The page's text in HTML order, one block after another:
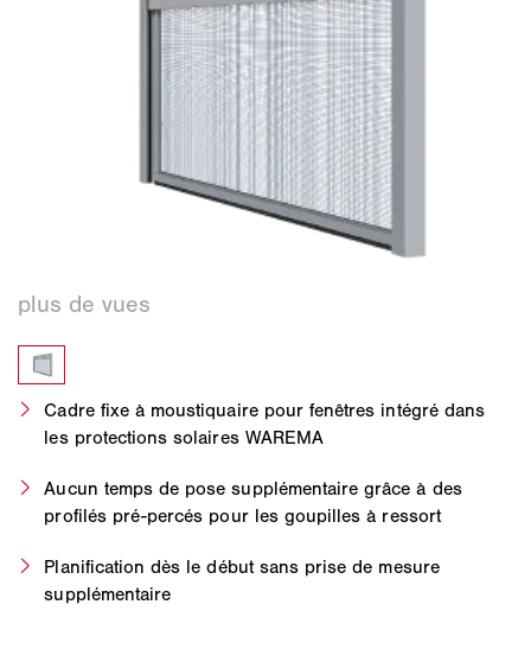
Cadre fixe à moustiquaire pour fenêtres intégré dans
les protections solaires WAREMA
Aucun temps de pose supplémentaire grâce à des
profilés pré-percés pour les goupilles à ressort
Planification dès le début sans prise de mesure
supplémentaire